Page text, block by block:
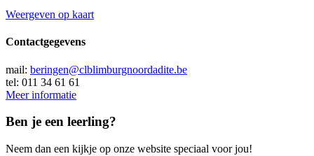
Weergeven op kaart
Contactgegevens
mail: beringen@clblimburgnoordadite.be
tel: 011 34 61 61
Meer informatie
Ben je een leerling?
Neem dan een kijkje op onze website speciaal voor jou!